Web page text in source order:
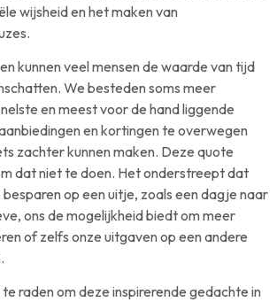
wijsheid en het maken van
kunnen veel mensen de waarde van tijd
We besteden soms meer
en meest voor de hand liggende
en kortingen te overwegen
zachter kunnen maken. Deze quote
dat niet te doen. Het onderstreept dat
op een uitje, zoals een dagje naar
ons de mogelijkheid biedt om meer
of zelfs onze uitgaven op een andere
raden om deze inspirerende gedachte in